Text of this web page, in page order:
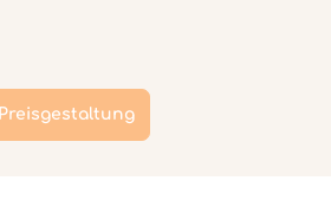
Preisgestaltung